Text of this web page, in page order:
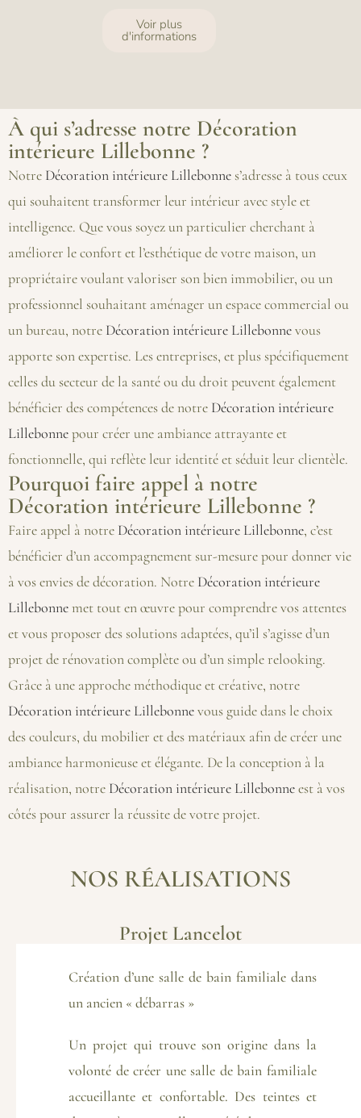
Voir plus
d'informations
À qui s’adresse notre Décoration
intérieure Lillebonne ?
Notre Décoration intérieure Lillebonne s’adresse à tous ceux
qui souhaitent transformer leur intérieur avec style et
intelligence. Que vous soyez un particulier cherchant à
améliorer le confort et l’esthétique de votre maison, un
propriétaire voulant valoriser son bien immobilier, ou un
professionnel souhaitant aménager un espace commercial ou
un bureau, notre Décoration intérieure Lillebonnevous
apporte son expertise. Les entreprises, et plus spécifiquement
celles du secteur de la santé ou du droit peuvent également
bénéficier des compétences de notre Décoration intérieure
Lillebonnepour créer une ambiance attrayante et
fonctionnelle, qui reflète leur identité et séduit leur clientèle.
Pourquoi faire appel à notre
Décoration intérieure Lillebonne ?
Faire appel à notre Décoration intérieure Lillebonne, c’est
bénéficier d’un accompagnement sur-mesure pour donner vie
à vos envies de décoration. Notre Décoration intérieure
Lillebonnemet tout en œuvre pour comprendre vos attentes
et vous proposer des solutions adaptées, qu’il s’agisse d’un
projet de rénovation complète ou d’un simple relooking.
Grâce à une approche méthodique et créative, notre
Décoration intérieure Lillebonnevous guide dans le choix
des couleurs, du mobilier et des matériaux afin de créer une
ambiance harmonieuse et élégante. De la conception à la
réalisation, notre Décoration intérieure Lillebonneest à vos
côtés pour assurer la réussite de votre projet.
NOS RÉALISATIONS
Projet Lancelot
Création d’une salle de bain familiale dans
un ancien « débarras »
Un projet qui trouve son origine dans la
volonté de créer une salle de bain familiale
accueillante et confortable. Des teintes et